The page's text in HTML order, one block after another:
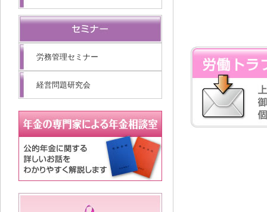
労務管理セミナー
経営問題研究会